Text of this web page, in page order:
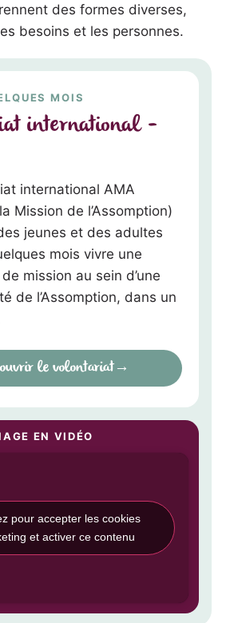
des formes diverses,
besoins et les personnes.
MOIS
international -
international AMA
Mission de l’Assomption)
jeunes et des adultes
mois vivre une
mission au sein d’une
de l’Assomption, dans un
le volontariat →
EN VIDÉO
pour accepter les cookies
et activer ce contenu